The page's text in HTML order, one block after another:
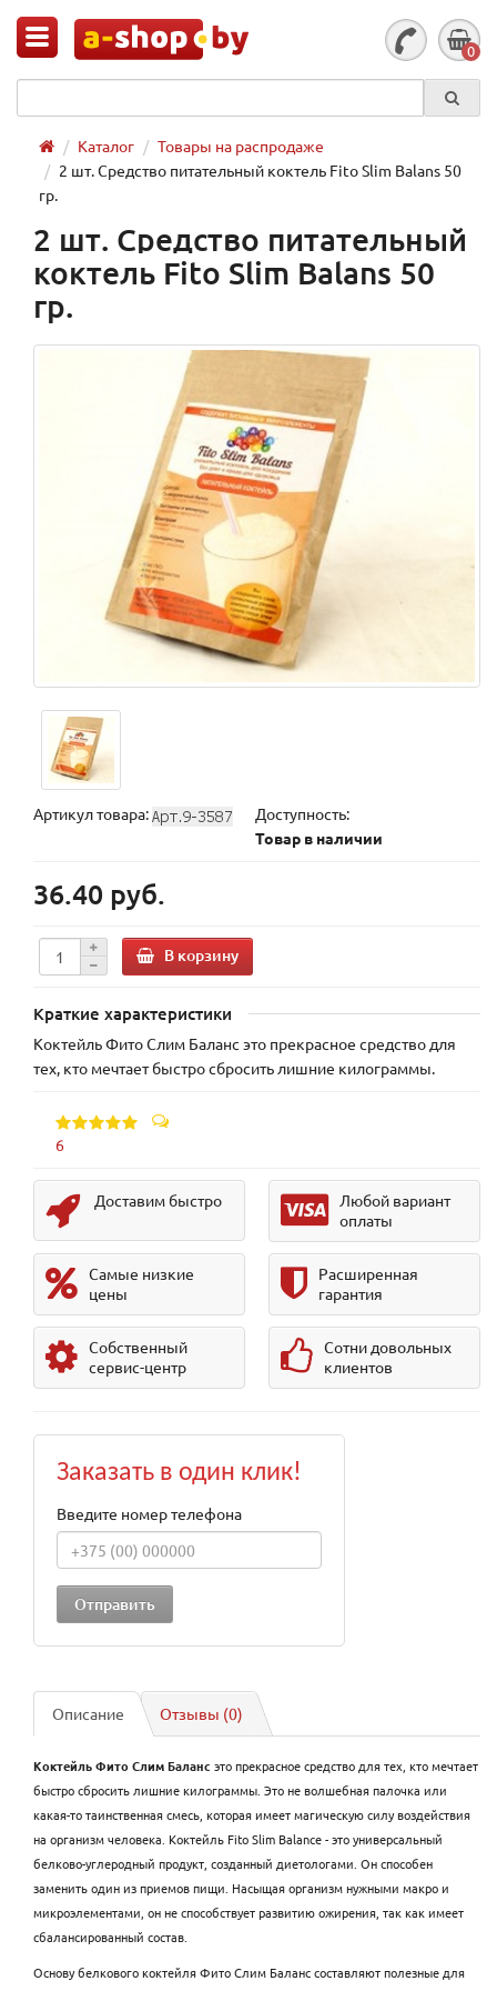
0
Каталог
Товары на распродаже
2 шт. Средство питательный коктель Fito Slim Balans 50
гр.
2 шт. Средство питательный
коктель Fito Slim Balans 50
гр.
Артикул товара:
Доступность:
Товар в наличии
36.40 руб.
В корзину
Краткие характеристики
Коктейль Фито Слим Баланс это прекрасное средство для
тех, кто мечтает быстро сбросить лишние килограммы.
6
Доставим быстро
Любой вариант
оплаты
Самые низкие
цены
Расширенная
гарантия
Собственный
сервис-центр
Сотни довольных
клиентов
Заказать в один клик!
Введите номер телефона
Описание Отзывы (0)
Коктейль Фито Слим Баланс это прекрасное средство для тех, кто мечтает
быстро сбросить лишние килограммы. Это не волшебная палочка или
какая-то таинственная смесь, которая имеет магическую силу воздействия
на организм человека. Коктейль Fito Slim Balance - это универсальный
белково-углеродный продукт, созданный диетологами. Он способен
заменить один из приемов пищи. Насыщая организм нужными макро и
микроэлементами, он не способствует развитию ожирения, так как имеет
сбалансированный состав.
Основу белкового коктейля Фито Слим Баланс составляют полезные для